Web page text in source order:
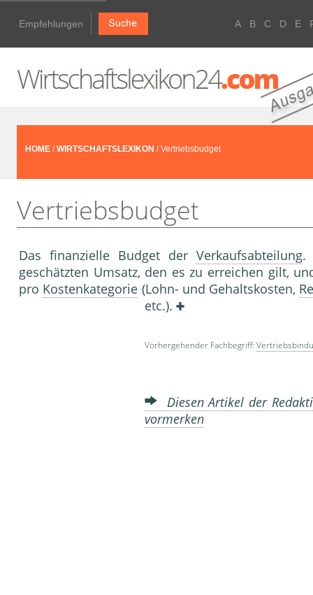
Empfehlungen A B C D E
HOME /WIRTSCHAFTSLEXIKON / Vertriebsbudget
Vertriebsbudget
Das finanzielle Budget der Verkaufsabteilung.
geschätzten Umsatz, den es zu erreichen gilt,
pro Kostenkategorie (Lohn- und Gehaltskosten,
etc.).
Vorhergehender Fachbegriff:
Diesen Artikel der
vormerken